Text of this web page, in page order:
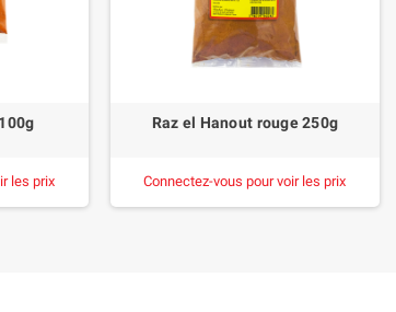
les prix
Raz el Hanout rouge 250g
Connectez-vous pour voir les prix